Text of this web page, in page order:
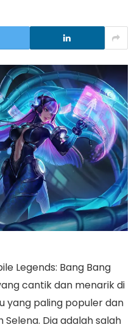
Legends: Bang Bang
cantik dan menarik di
yang paling populer dan
Dia adalah salah